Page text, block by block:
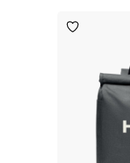
Toevoegen
aan